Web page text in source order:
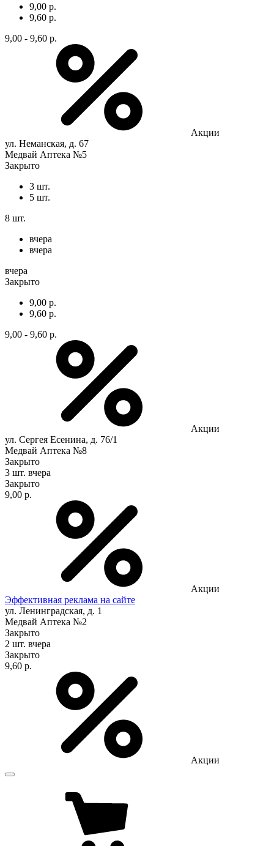
9,00 р.
9,60 р.
9,00 - 9,60 р.
Акции
ул. Неманская, д. 67
Медвай Аптека №5
Закрыто
3 шт.
5 шт.
8 шт.
вчера
вчера
вчера
Закрыто
9,00 р.
9,60 р.
9,00 - 9,60 р.
Акции
ул. Сергея Есенина, д. 76/1
Медвай Аптека №8
Закрыто
3 шт. вчера
Закрыто
9,00 р.
Акции
Эффективная реклама на сайте
ул. Ленинградская, д. 1
Медвай Аптека №2
Закрыто
2 шт. вчера
Закрыто
9,60 р.
Акции